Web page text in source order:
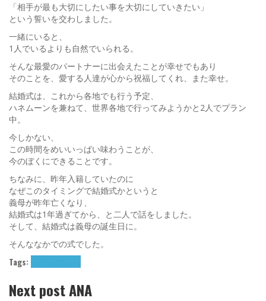
「相手が最も大切にしたい事を大切にしていきたい」
という誓いを交わしました。
一緒にいると、
1人でいるよりも自然でいられる。
そんな最愛のパートナーに出会えたことが幸せでもあり
そのことを、愛する人達が心から祝福してくれ、また幸せ。
結婚式は、これから各地でも行う予定、
ハネムーンを兼ねて、世界各地で行ってみようかと2人でプラン
中。
今しかない、
この時間をめいいっぱい味わうことが、
今のぼくにできることです。
ちなみに、昨年入籍していたのに
なぜこのタイミングで結婚式かというと
義母が昨年亡くなり、
結婚式は1年過ぎてから、と二人で話をしました。
そして、結婚式は義母の誕生日に。
そんななかでの式でした。
Tags:
Next postANA